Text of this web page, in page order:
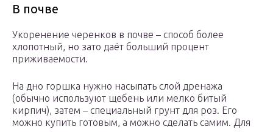
В почве
Укоренение черенков в почве – способ более
хлопотный, но зато даёт больший процент
приживаемости.
На дно горшка нужно насыпать слой дренажа
(обычно используют щебень или мелко битый
кирпич), затем – специальный грунт для роз. Его
можно купить готовым, а можно сделать самим. Для